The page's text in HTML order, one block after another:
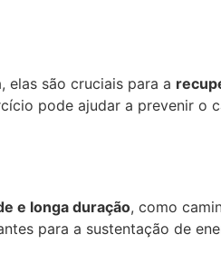
elas são cruciais para a
pode ajudar a prevenir o
e longa duração, como
para a sustentação de